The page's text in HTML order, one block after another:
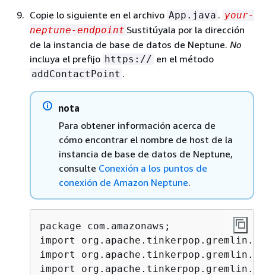
Copie lo siguiente en el archivo App.java . your-
neptune-endpoint Sustitúyala por la dirección
de la instancia de base de datos de Neptune. No
incluya el prefijo https:// en el método
addContactPoint .
nota
Para obtener información acerca de
cómo encontrar el nombre de host de la
instancia de base de datos de Neptune,
consulte Conexión a los puntos de
conexión de Amazon Neptune.
package com.amazonaws;
import
import
import